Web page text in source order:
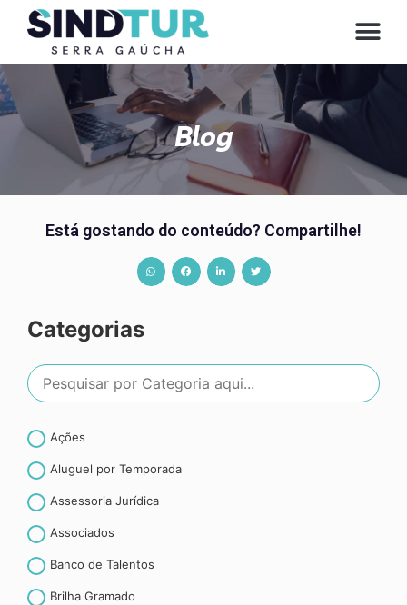
Blog
Está gostando do conteúdo? Compartilhe!
Categorias
Ações
Aluguel por Temporada
Assessoria Jurídica
Associados
Banco de Talentos
Brilha Gramado